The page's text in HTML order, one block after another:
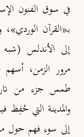
في سوق الفنون
بـ«القرآن الوردي»،
إلى الأندلس (شبه
مرور الزمن، أسهم
طمس جزء من
والمدينة التي
إلى سوء فهم حول